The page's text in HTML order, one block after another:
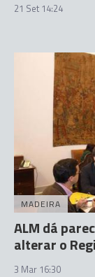
21 Set 14:24
MADEIRA
ALM dá
alterar o
3 Mar 16:30